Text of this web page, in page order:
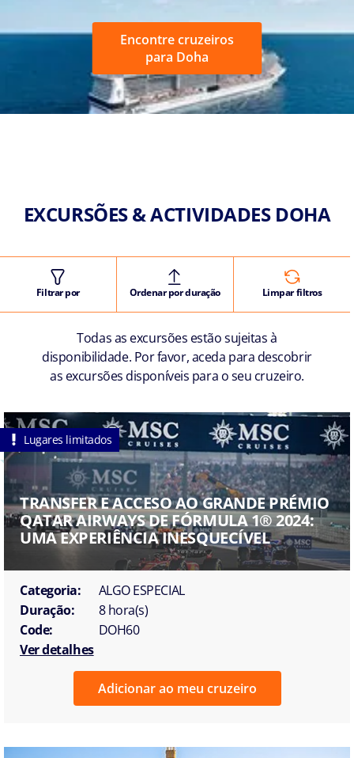
Encontre cruzeiros
para Doha
EXCURSÕES & ACTIVIDADES DOHA
Filtrar por Ordenar por duração Limpar filtros
Todas as excursões estão sujeitas à
disponibilidade. Por favor, aceda para descobrir
as excursões disponíveis para o seu cruzeiro.
Lugares limitados
TRANSFER E ACCESO AO GRANDE PRÉMIO
QATAR AIRWAYS DE FÓRMULA 1® 2024:
UMA EXPERIÊNCIA INESQUECÍVEL
Categoria:
ALGO ESPECIAL
Duração:
8 hora(s)
Code:
DOH60
Ver detalhes
Adicionar ao meu cruzeiro